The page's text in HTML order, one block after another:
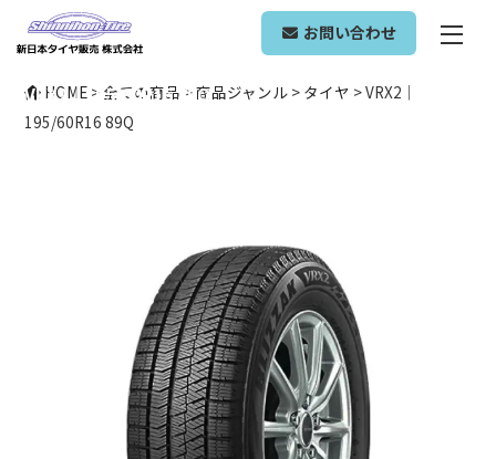
お問い合わせ
ONLINE SHOP
VRX2｜195/60R16 89Q
HOME > 全ての商品 >商品ジャンル > タイヤ >VRX2｜
195/60R16 89Q